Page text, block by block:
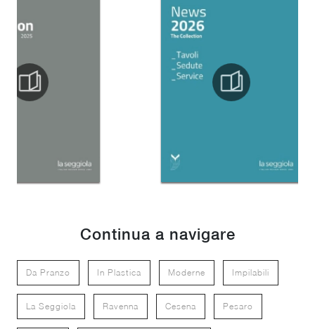
Continua a navigare
Da Pranzo In Plastica Moderne Impilabili
La Seggiola Ravenna Cesena Pesaro